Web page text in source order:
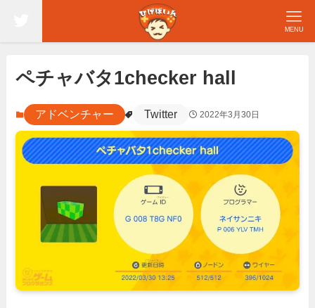
MENU
ペチャバタ1checker hall
アドベンチャー Twitter 2022年3月30日